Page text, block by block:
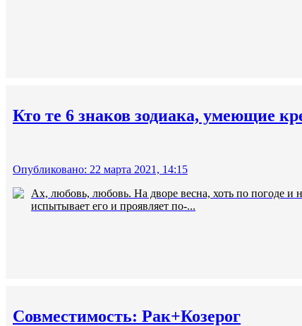
Кто те 6 знаков зодиака, умеющие
Опубликовано: 22 марта 2021, 14:15
Ах, любовь, любовь. На дворе весна, хоть по погоде и
испытывает его и проявляет по-...
Совместимость: Рак+Козерог